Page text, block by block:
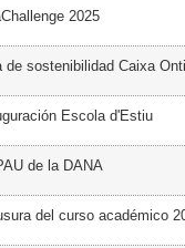
2025
de sostenibilidad Caixa
Escola d'Estiu
de la DANA
del curso académico